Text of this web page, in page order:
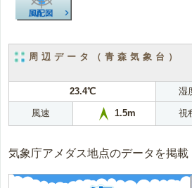
周辺データ（青森気象台）
23.4℃ 湿
風速 1.5m 視
気象庁アメダス地点のデータを掲載